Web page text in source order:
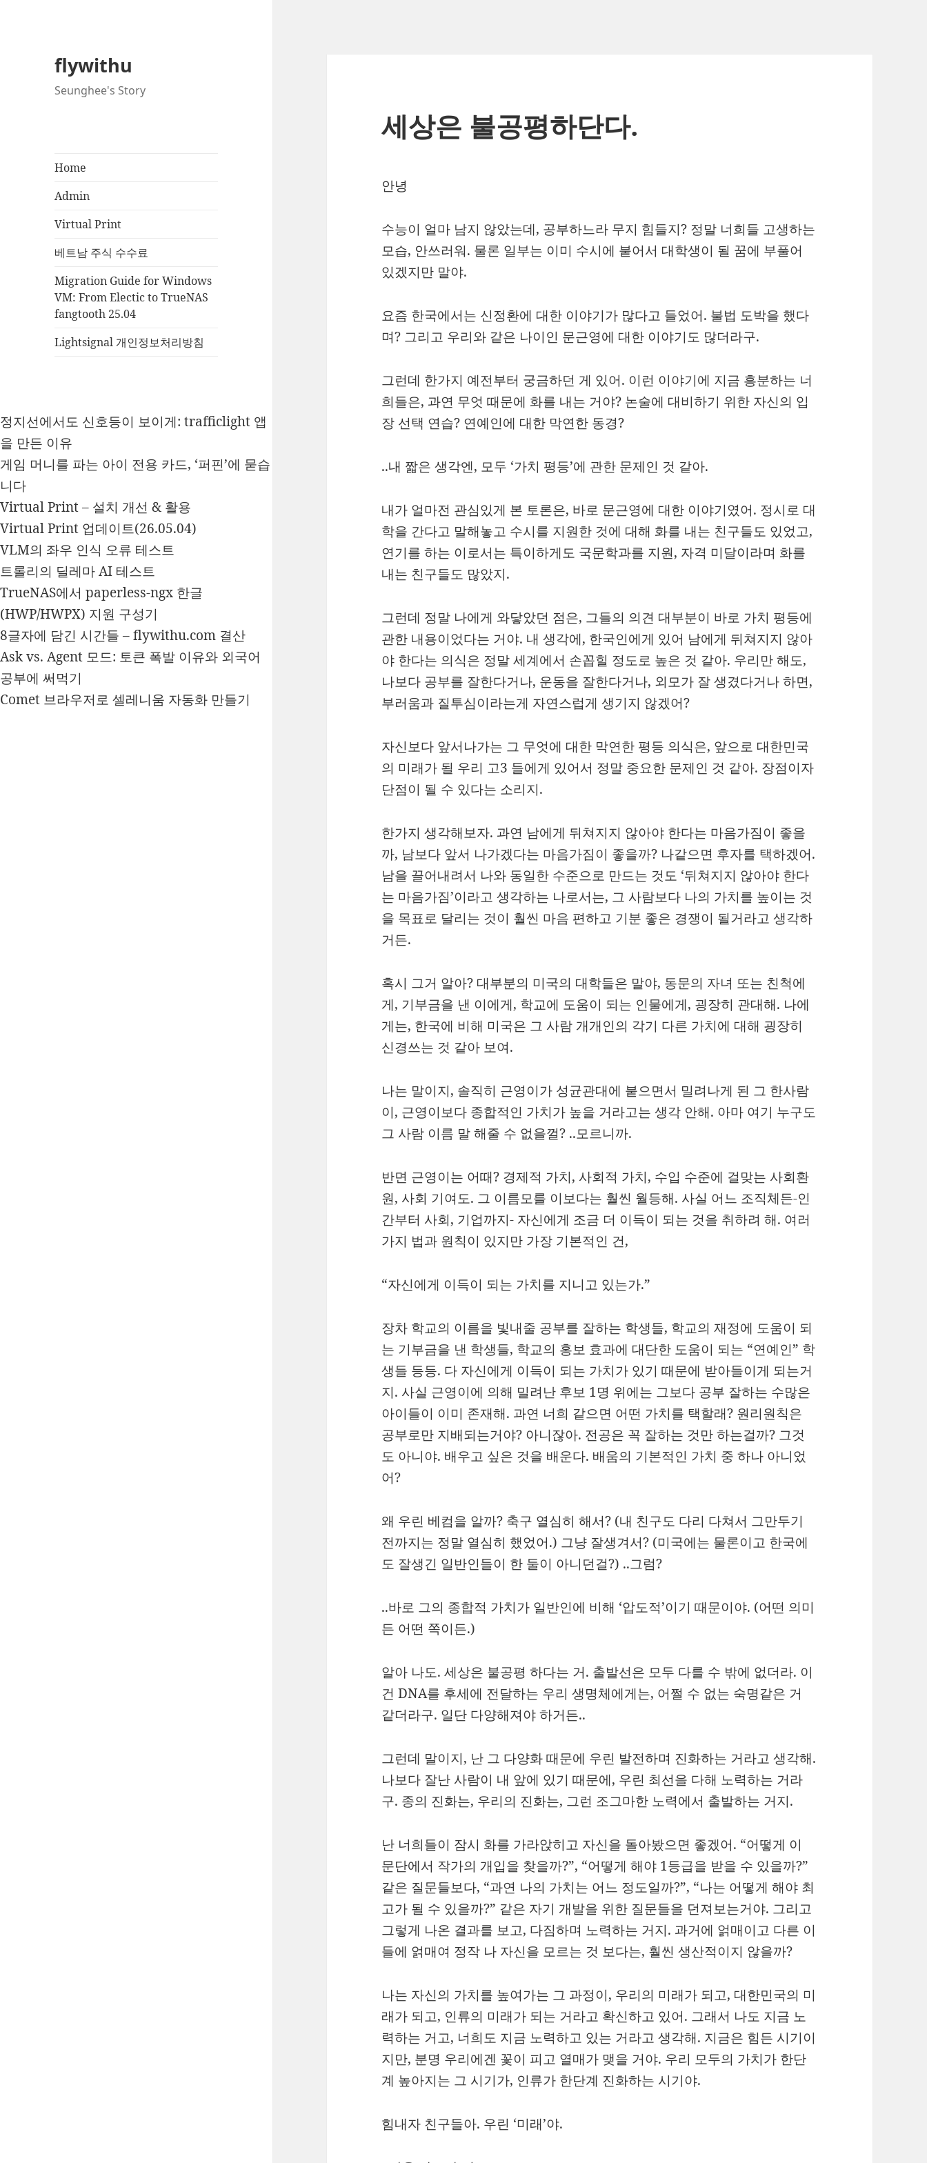
flywithu
Seunghee's Story
Home
Admin
Virtual Print
베트남 주식 수수료
Migration Guide for Windows
VM: From Electic to TrueNAS
fangtooth 25.04
Lightsignal 개인정보처리방침
정지선에서도 신호등이 보이게: trafficlight 앱
을 만든 이유
게임 머니를 파는 아이 전용 카드, ‘퍼핀’에 묻습
니다
Virtual Print – 설치 개선 & 활용
Virtual Print 업데이트(26.05.04)
VLM의 좌우 인식 오류 테스트
트롤리의 딜레마 AI 테스트
TrueNAS에서 paperless-ngx 한글
(HWP/HWPX) 지원 구성기
8글자에 담긴 시간들 – flywithu.com 결산
Ask vs. Agent 모드: 토큰 폭발 이유와 외국어
공부에 써먹기
Comet 브라우저로 셀레니움 자동화 만들기
세상은 불공평하단다.
안녕
수능이 얼마 남지 않았는데, 공부하느라 무지 힘들지? 정말 너희들 고생하는
모습, 안쓰러워. 물론 일부는 이미 수시에 붙어서 대학생이 될 꿈에 부풀어
있겠지만 말야.
요즘 한국에서는 신정환에 대한 이야기가 많다고 들었어. 불법 도박을 했다
며? 그리고 우리와 같은 나이인 문근영에 대한 이야기도 많더라구.
그런데 한가지 예전부터 궁금하던 게 있어. 이런 이야기에 지금 흥분하는 너
희들은, 과연 무엇 때문에 화를 내는 거야? 논술에 대비하기 위한 자신의 입
장 선택 연습? 연예인에 대한 막연한 동경?
..내 짧은 생각엔, 모두 ‘가치 평등’에 관한 문제인 것 같아.
내가 얼마전 관심있게 본 토론은, 바로 문근영에 대한 이야기였어. 정시로 대
학을 간다고 말해놓고 수시를 지원한 것에 대해 화를 내는 친구들도 있었고,
연기를 하는 이로서는 특이하게도 국문학과를 지원, 자격 미달이라며 화를
내는 친구들도 많았지.
그런데 정말 나에게 와닿았던 점은, 그들의 의견 대부분이 바로 가치 평등에
관한 내용이었다는 거야. 내 생각에, 한국인에게 있어 남에게 뒤쳐지지 않아
야 한다는 의식은 정말 세계에서 손꼽힐 정도로 높은 것 같아. 우리만 해도,
나보다 공부를 잘한다거나, 운동을 잘한다거나, 외모가 잘 생겼다거나 하면,
부러움과 질투심이라는게 자연스럽게 생기지 않겠어?
자신보다 앞서나가는 그 무엇에 대한 막연한 평등 의식은, 앞으로 대한민국
의 미래가 될 우리 고3 들에게 있어서 정말 중요한 문제인 것 같아. 장점이자
단점이 될 수 있다는 소리지.
한가지 생각해보자. 과연 남에게 뒤쳐지지 않아야 한다는 마음가짐이 좋을
까, 남보다 앞서 나가겠다는 마음가짐이 좋을까? 나같으면 후자를 택하겠어.
남을 끌어내려서 나와 동일한 수준으로 만드는 것도 ‘뒤쳐지지 않아야 한다
는 마음가짐’이라고 생각하는 나로서는, 그 사람보다 나의 가치를 높이는 것
을 목표로 달리는 것이 훨씬 마음 편하고 기분 좋은 경쟁이 될거라고 생각하
거든.
혹시 그거 알아? 대부분의 미국의 대학들은 말야, 동문의 자녀 또는 친척에
게, 기부금을 낸 이에게, 학교에 도움이 되는 인물에게, 굉장히 관대해. 나에
게는, 한국에 비해 미국은 그 사람 개개인의 각기 다른 가치에 대해 굉장히
신경쓰는 것 같아 보여.
나는 말이지, 솔직히 근영이가 성균관대에 붙으면서 밀려나게 된 그 한사람
이, 근영이보다 종합적인 가치가 높을 거라고는 생각 안해. 아마 여기 누구도
그 사람 이름 말 해줄 수 없을껄? ..모르니까.
반면 근영이는 어때? 경제적 가치, 사회적 가치, 수입 수준에 걸맞는 사회환
원, 사회 기여도. 그 이름모를 이보다는 훨씬 월등해. 사실 어느 조직체든-인
간부터 사회, 기업까지- 자신에게 조금 더 이득이 되는 것을 취하려 해. 여러
가지 법과 원칙이 있지만 가장 기본적인 건,
“자신에게 이득이 되는 가치를 지니고 있는가.”
장차 학교의 이름을 빛내줄 공부를 잘하는 학생들, 학교의 재정에 도움이 되
는 기부금을 낸 학생들, 학교의 홍보 효과에 대단한 도움이 되는 “연예인” 학
생들 등등. 다 자신에게 이득이 되는 가치가 있기 때문에 받아들이게 되는거
지. 사실 근영이에 의해 밀려난 후보 1명 위에는 그보다 공부 잘하는 수많은
아이들이 이미 존재해. 과연 너희 같으면 어떤 가치를 택할래? 원리원칙은
공부로만 지배되는거야? 아니잖아. 전공은 꼭 잘하는 것만 하는걸까? 그것
도 아니야. 배우고 싶은 것을 배운다. 배움의 기본적인 가치 중 하나 아니었
어?
왜 우린 베컴을 알까? 축구 열심히 해서? (내 친구도 다리 다쳐서 그만두기
전까지는 정말 열심히 했었어.) 그냥 잘생겨서? (미국에는 물론이고 한국에
도 잘생긴 일반인들이 한 둘이 아니던걸?) ..그럼?
..바로 그의 종합적 가치가 일반인에 비해 ‘압도적’이기 때문이야. (어떤 의미
든 어떤 쪽이든.)
알아 나도. 세상은 불공평 하다는 거. 출발선은 모두 다를 수 밖에 없더라. 이
건 DNA를 후세에 전달하는 우리 생명체에게는, 어쩔 수 없는 숙명같은 거
같더라구. 일단 다양해져야 하거든..
그런데 말이지, 난 그 다양화 때문에 우린 발전하며 진화하는 거라고 생각해.
나보다 잘난 사람이 내 앞에 있기 때문에, 우린 최선을 다해 노력하는 거라
구. 종의 진화는, 우리의 진화는, 그런 조그마한 노력에서 출발하는 거지.
난 너희들이 잠시 화를 가라앉히고 자신을 돌아봤으면 좋겠어. “어떻게 이
문단에서 작가의 개입을 찾을까?”, “어떻게 해야 1등급을 받을 수 있을까?”
같은 질문들보다, “과연 나의 가치는 어느 정도일까?”, “나는 어떻게 해야 최
고가 될 수 있을까?” 같은 자기 개발을 위한 질문들을 던져보는거야. 그리고
그렇게 나온 결과를 보고, 다짐하며 노력하는 거지. 과거에 얽매이고 다른 이
들에 얽매여 정작 나 자신을 모르는 것 보다는, 훨씬 생산적이지 않을까?
나는 자신의 가치를 높여가는 그 과정이, 우리의 미래가 되고, 대한민국의 미
래가 되고, 인류의 미래가 되는 거라고 확신하고 있어. 그래서 나도 지금 노
력하는 거고, 너희도 지금 노력하고 있는 거라고 생각해. 지금은 힘든 시기이
지만, 분명 우리에겐 꽃이 피고 열매가 맺을 거야. 우리 모두의 가치가 한단
계 높아지는 그 시기가, 인류가 한단계 진화하는 시기야.
힘내자 친구들아. 우린 ‘미래’야.